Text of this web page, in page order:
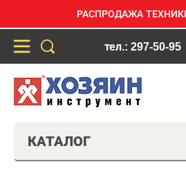
РАСПРОДАЖА
тел.: 297-50-95
КАТАЛОГ